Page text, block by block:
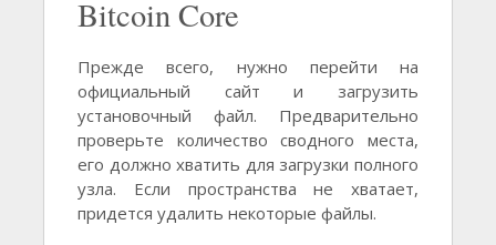
Bitcoin Core
Прежде всего, нужно перейти на
официальный сайт и загрузить
установочный файл. Предварительно
проверьте количество сводного места,
его должно хватить для загрузки полного
узла. Если пространства не хватает,
придется удалить некоторые файлы.